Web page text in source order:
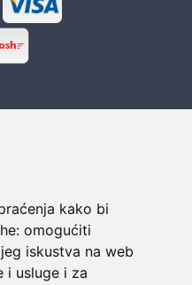
kako bi
omogućiti
iskustva na web
i usluge i za
plaćanje
kamata